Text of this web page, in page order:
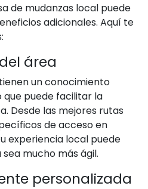
de mudanzas local puede
adicionales. Aquí te
área
un conocimiento
que puede facilitar la
Desde las mejores rutas
de acceso en
experiencia local puede
mucho más ágil.
personalizada